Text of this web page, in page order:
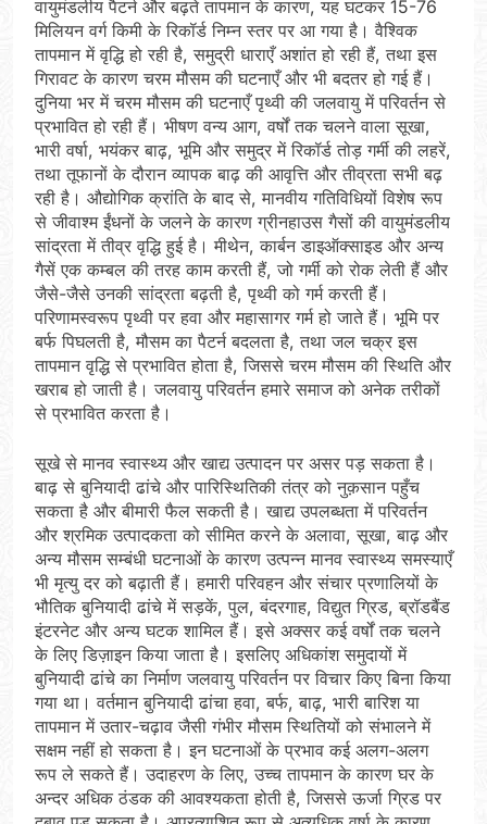
वायुमंडलीय पैटर्न और बढ़ते तापमान के कारण, यह घटकर 15-76
मिलियन वर्ग किमी के रिकॉर्ड निम्न स्तर पर आ गया है। वैश्विक
तापमान में वृद्धि हो रही है, समुद्री धाराएँ अशांत हो रही हैं, तथा इस
गिरावट के कारण चरम मौसम की घटनाएँ और भी बदतर हो गई हैं।
दुनिया भर में चरम मौसम की घटनाएँ पृथ्वी की जलवायु में परिवर्तन से
प्रभावित हो रही हैं। भीषण वन्य आग, वर्षों तक चलने वाला सूखा,
भारी वर्षा, भयंकर बाढ़, भूमि और समुद्र में रिकॉर्ड तोड़ गर्मी की लहरें,
तथा तूफानों के दौरान व्यापक बाढ़ की आवृत्ति और तीव्रता सभी बढ़
रही है। औद्योगिक क्रांति के बाद से, मानवीय गतिविधियों विशेष रूप
से जीवाश्म ईंधनों के जलने के कारण ग्रीनहाउस गैसों की वायुमंडलीय
सांद्रता में तीव्र वृद्धि हुई है। मीथेन, कार्बन डाइऑक्साइड और अन्य
गैसें एक कम्बल की तरह काम करती हैं, जो गर्मी को रोक लेती हैं और
जैसे-जैसे उनकी सांद्रता बढ़ती है, पृथ्वी को गर्म करती हैं।
परिणामस्वरूप पृथ्वी पर हवा और महासागर गर्म हो जाते हैं। भूमि पर
बर्फ पिघलती है, मौसम का पैटर्न बदलता है, तथा जल चक्र इस
तापमान वृद्धि से प्रभावित होता है, जिससे चरम मौसम की स्थिति और
खराब हो जाती है। जलवायु परिवर्तन हमारे समाज को अनेक तरीकों
से प्रभावित करता है।
सूखे से मानव स्वास्थ्य और खाद्य उत्पादन पर असर पड़ सकता है।
बाढ़ से बुनियादी ढांचे और पारिस्थितिकी तंत्र को नुक़सान पहुँच
सकता है और बीमारी फैल सकती है। खाद्य उपलब्धता में परिवर्तन
और श्रमिक उत्पादकता को सीमित करने के अलावा, सूखा, बाढ़ और
अन्य मौसम सम्बंधी घटनाओं के कारण उत्पन्न मानव स्वास्थ्य समस्याएँ
भी मृत्यु दर को बढ़ाती हैं। हमारी परिवहन और संचार प्रणालियों के
भौतिक बुनियादी ढांचे में सड़कें, पुल, बंदरगाह, विद्युत ग्रिड, ब्रॉडबैंड
इंटरनेट और अन्य घटक शामिल हैं। इसे अक्सर कई वर्षों तक चलने
के लिए डिज़ाइन किया जाता है। इसलिए अधिकांश समुदायों में
बुनियादी ढांचे का निर्माण जलवायु परिवर्तन पर विचार किए बिना किया
गया था। वर्तमान बुनियादी ढांचा हवा, बर्फ, बाढ़, भारी बारिश या
तापमान में उतार-चढ़ाव जैसी गंभीर मौसम स्थितियों को संभालने में
सक्षम नहीं हो सकता है। इन घटनाओं के प्रभाव कई अलग-अलग
रूप ले सकते हैं। उदाहरण के लिए, उच्च तापमान के कारण घर के
अन्दर अधिक ठंडक की आवश्यकता होती है, जिससे ऊर्जा ग्रिड पर